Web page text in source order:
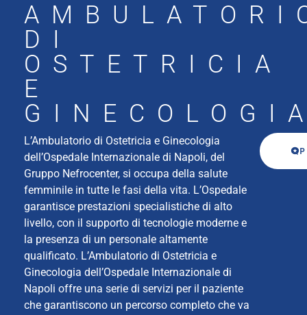
DI
OSTETRICIA
E
L’Ambulatorio di Ostetricia e Ginecologia
dell’Ospedale Internazionale di Napoli, del
Gruppo Nefrocenter, si occupa della salute
femminile in tutte le fasi della vita. L’Ospedale
garantisce prestazioni specialistiche di alto
livello, con il supporto di tecnologie moderne e
la presenza di un personale altamente
qualificato. L’Ambulatorio di Ostetricia e
Ginecologia dell’Ospedale Internazionale di
Napoli offre una serie di servizi per il paziente
che garantiscono un percorso completo che va